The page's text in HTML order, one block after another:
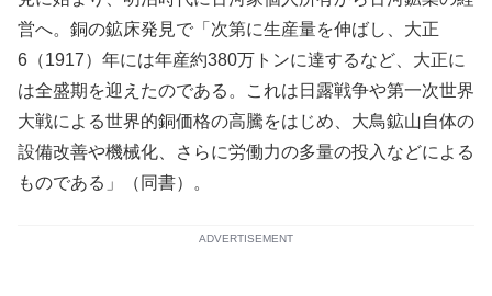
営へ。銅の鉱床発見で「次第に生産量を伸ばし、大正
6（1917）年には年産約380万トンに達するなど、大正に
は全盛期を迎えたのである。これは日露戦争や第一次世界
大戦による世界的銅価格の高騰をはじめ、大鳥鉱山自体の
設備改善や機械化、さらに労働力の多量の投入などによる
ものである」（同書）。
ADVERTISEMENT